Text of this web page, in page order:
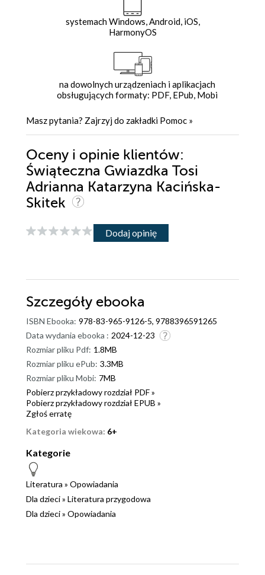
systemach Windows, Android, iOS,
HarmonyOS
na dowolnych urządzeniach i aplikacjach
obsługujących formaty: PDF, EPub, Mobi
Masz pytania? Zajrzyj do zakładki Pomoc »
Oceny i opinie klientów:
Świąteczna Gwiazdka Tosi
Adrianna Katarzyna Kacińska-
Skitek
Dodaj opinię
Szczegóły ebooka
ISBN Ebooka: 978-83-965-9126-5, 9788396591265
Data wydania ebooka : 2024-12-23
Rozmiar pliku Pdf: 1.8MB
Rozmiar pliku ePub: 3.3MB
Rozmiar pliku Mobi: 7MB
Pobierz przykładowy rozdział PDF »
Pobierz przykładowy rozdział EPUB »
Zgłoś erratę
Kategoria wiekowa: 6+
Kategorie
Literatura » Opowiadania
Dla dzieci» Literatura przygodowa
Dla dzieci» Opowiadania